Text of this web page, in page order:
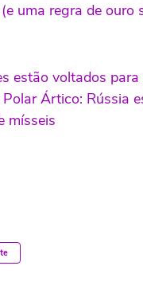
uma regra de ouro
estão voltados
Ártico: Rússia
mísseis